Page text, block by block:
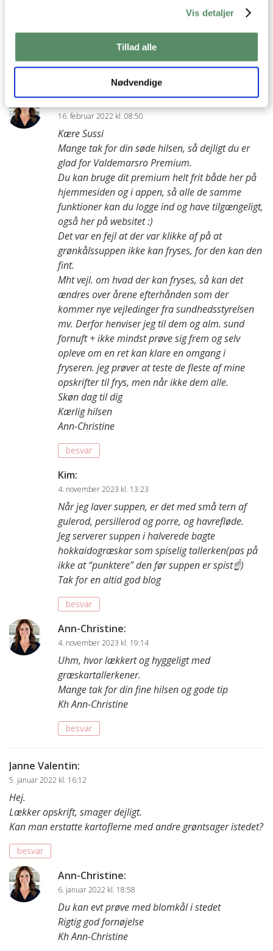
Vis detaljer
Tillad alle
Nødvendige
gælder for grønkålssuppen? OG 2) har du et sted beskrevet
Ann-Christine:
16. februar 2022 kl. 08:50
Kære Sussi
Mange tak for din søde hilsen, så dejligt du er
glad for Valdemarsro Premium.
Du kan bruge dit premium helt frit både her på
hjemmesiden og i appen, så alle de samme
funktioner kan du logge ind og have tilgængeligt,
også her på websitet :)
Det var en fejl at der var klikke af på at
grønkålssuppen ikke kan fryses, for den kan den
fint.
Mht vejl. om hvad der kan fryses, så kan det
ændres over årene efterhånden som der
kommer nye vejledinger fra sundhedsstyrelsen
mv. Derfor henviser jeg til dem og alm. sund
fornuft + ikke mindst prøve sig frem og selv
opleve om en ret kan klare en omgang i
fryseren. jeg prøver at teste de fleste af mine
opskrifter til frys, men når ikke dem alle.
Skøn dag til dig
Kærlig hilsen
Ann-Christine
besvar
Kim:
4. november 2023 kl. 13:23
Når jeg laver suppen, er det med små tern af
gulerod, persillerod og porre, og havrefløde.
Jeg serverer suppen i halverede bagte
hokkaidogræskar som spiselig tallerken(pas på
ikke at “punktere” den før suppen er spist☝️)
Tak for en altid god blog
besvar
Ann-Christine:
4. november 2023 kl. 19:14
Uhm, hvor lækkert og hyggeligt med
græskartallerkener.
Mange tak for din fine hilsen og gode tip
Kh Ann-Christine
besvar
Janne Valentin:
5. januar 2022 kl. 16:12
Hej.
Lækker opskrift, smager dejligt.
Kan man erstatte kartoflerne med andre grøntsager istedet?
besvar
Ann-Christine:
6. januar 2022 kl. 18:58
Du kan evt prøve med blomkål i stedet
Rigtig god fornøjelse
Kh Ann-Christine